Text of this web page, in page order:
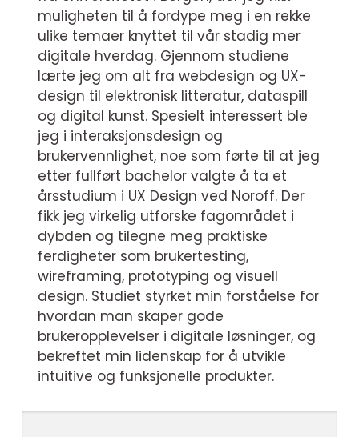
muligheten til å fordype meg i en rekke
ulike temaer knyttet til vår stadig mer
digitale hverdag. Gjennom studiene
lærte jeg om alt fra webdesign og UX-
design til elektronisk litteratur, dataspill
og digital kunst. Spesielt interessert ble
jeg i interaksjonsdesign og
brukervennlighet, noe som førte til at jeg
etter fullført bachelor valgte å ta et
årsstudium i UX Design ved Noroff. Der
fikk jeg virkelig utforske fagområdet i
dybden og tilegne meg praktiske
ferdigheter som brukertesting,
wireframing, prototyping og visuell
design. Studiet styrket min forståelse for
hvordan man skaper gode
brukeropplevelser i digitale løsninger, og
bekreftet min lidenskap for å utvikle
intuitive og funksjonelle produkter.